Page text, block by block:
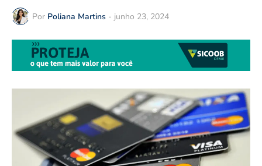
Por Poliana Martins - junho 23, 2024